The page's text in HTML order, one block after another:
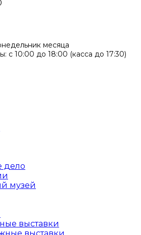
месяца
с 10:00 до 18:00 (касса до 17:30)
дело
музей
выставки